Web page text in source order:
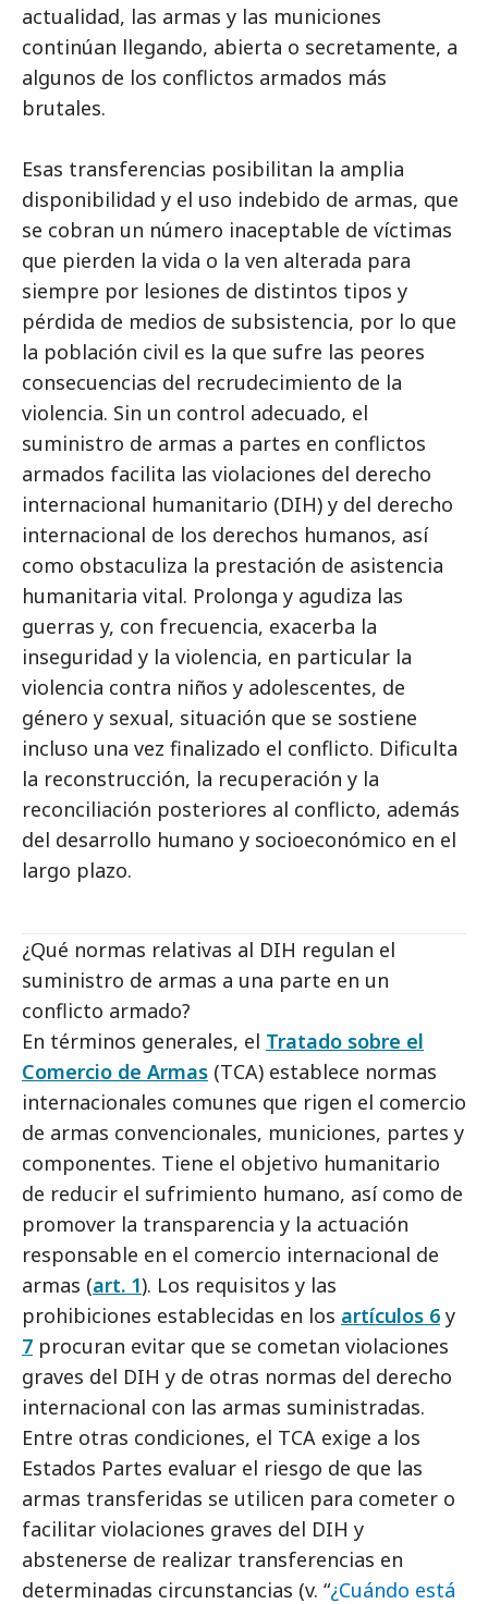
actualidad, las armas y las municiones
continúan llegando, abierta o secretamente, a
algunos de los conflictos armados más
brutales.
Esas transferencias posibilitan la amplia
disponibilidad y el uso indebido de armas, que
se cobran un número inaceptable de víctimas
que pierden la vida o la ven alterada para
siempre por lesiones de distintos tipos y
pérdida de medios de subsistencia, por lo que
la población civil es la que sufre las peores
consecuencias del recrudecimiento de la
violencia. Sin un control adecuado, el
suministro de armas a partes en conflictos
armados facilita las violaciones del derecho
internacional humanitario (DIH) y del derecho
internacional de los derechos humanos, así
como obstaculiza la prestación de asistencia
humanitaria vital. Prolonga y agudiza las
guerras y, con frecuencia, exacerba la
inseguridad y la violencia, en particular la
violencia contra niños y adolescentes, de
género y sexual, situación que se sostiene
incluso una vez finalizado el conflicto. Dificulta
la reconstrucción, la recuperación y la
reconciliación posteriores al conflicto, además
del desarrollo humano y socioeconómico en el
largo plazo.
¿Qué normas relativas al DIH regulan el
suministro de armas a una parte en un
conflicto armado?
En términos generales, el Tratado sobre el
Comercio de Armas (TCA) establece normas
internacionales comunes que rigen el comercio
de armas convencionales, municiones, partes y
componentes. Tiene el objetivo humanitario
de reducir el sufrimiento humano, así como de
promover la transparencia y la actuación
responsable en el comercio internacional de
armas (art. 1). Los requisitos y las
prohibiciones establecidas en los artículos 6 y
7 procuran evitar que se cometan violaciones
graves del DIH y de otras normas del derecho
internacional con las armas suministradas.
Entre otras condiciones, el TCA exige a los
Estados Partes evaluar el riesgo de que las
armas transferidas se utilicen para cometer o
facilitar violaciones graves del DIH y
abstenerse de realizar transferencias en
determinadas circunstancias (v. “¿Cuándo está